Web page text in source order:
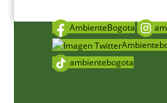
AmbienteBogota
ambientebogota